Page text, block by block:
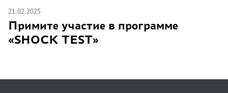
21.02.2025
Примите участие в программе
«SHOCK TEST»